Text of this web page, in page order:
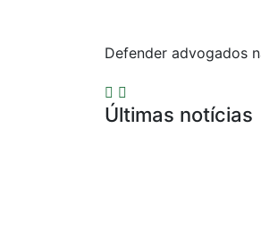
Defender advogados
Últimas notícias